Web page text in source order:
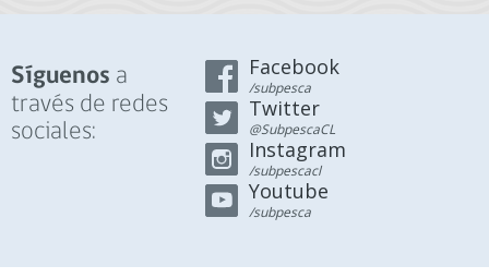
Síguenos a
través de redes
sociales:
Facebook
/subpesca
Twitter
@SubpescaCL
Instagram
/subpescacl
Youtube
/subpesca